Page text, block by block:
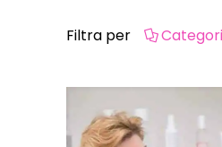
Filtra per